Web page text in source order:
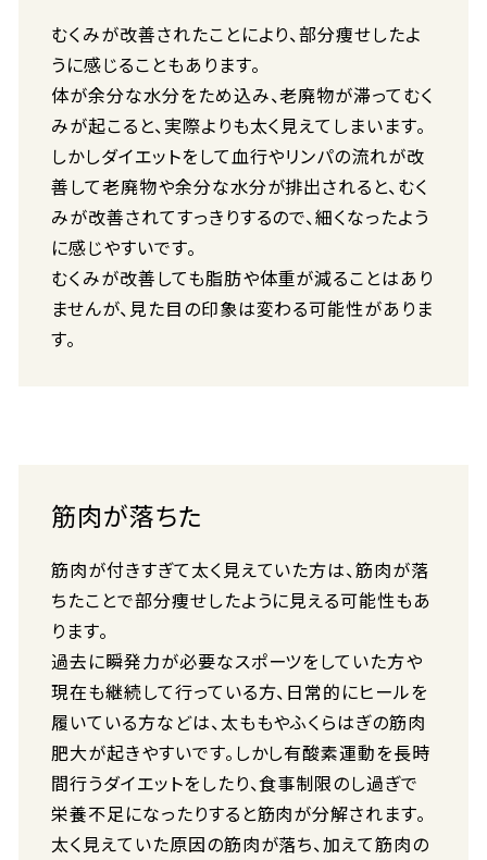
むくみが改善されたことにより、部分痩せしたよ
うに感じることもあります。
体が余分な水分をため込み、老廃物が滞ってむく
みが起こると、実際よりも太く見えてしまいます。
しかしダイエットをして血行やリンパの流れが改
善して老廃物や余分な水分が排出されると、むく
みが改善されてすっきりするので、細くなったよう
に感じやすいです。
むくみが改善しても脂肪や体重が減ることはあり
ませんが、見た目の印象は変わる可能性がありま
す。
筋肉が落ちた
筋肉が付きすぎて太く見えていた方は、筋肉が落
ちたことで部分痩せしたように見える可能性もあ
ります。
過去に瞬発力が必要なスポーツをしていた方や
現在も継続して行っている方、日常的にヒールを
履いている方などは、太ももやふくらはぎの筋肉
肥大が起きやすいです。しかし有酸素運動を長時
間行うダイエットをしたり、食事制限のし過ぎで
栄養不足になったりすると筋肉が分解されます。
太く見えていた原因の筋肉が落ち、加えて筋肉の